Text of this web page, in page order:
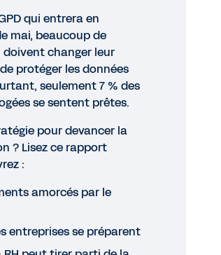
LIVRE BLANC
qui entrera en
mai, beaucoup de
changer leur
protéger les données
seulement 7 % des
se sentent prêtes.
pour devancer la
? Lisez ce rapport
:
amorcés par le
entreprises se préparent